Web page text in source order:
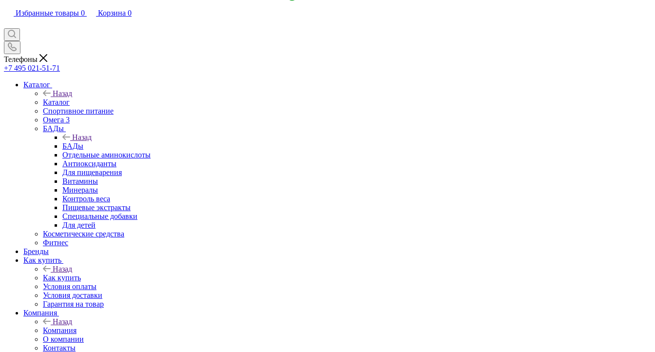
Избранные товары 0 Корзина 0
Телефоны
+7 495 021-51-71
Каталог
Назад
Каталог
Спортивное питание
Омега 3
БАДы
Назад
БАДы
Отдельные аминокислоты
Антиоксиданты
Для пищеварения
Витамины
Минералы
Контроль веса
Пищевые экстракты
Специальные добавки
Для детей
Косметические средства
Фитнес
Бренды
Как купить
Назад
Как купить
Условия оплаты
Условия доставки
Гарантия на товар
Компания
Назад
Компания
О компании
Контакты